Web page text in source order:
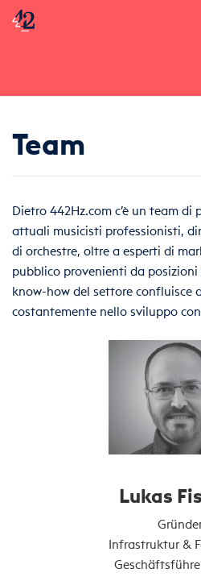
Team
Dietro 442Hz.com c’è un team
attuali musicisti professionisti,
di orchestre, oltre a esperti di
pubblico provenienti da
know-how del settore confluisce
costantemente nello sviluppo
Lukas
Infrastruktur &